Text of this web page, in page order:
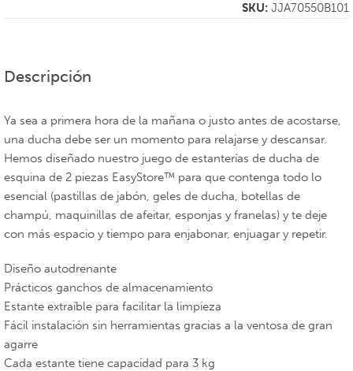
SKU: JJA70550B101
Descripción
Ya sea a primera hora de la mañana o justo antes de acostarse,
una ducha debe ser un momento para relajarse y descansar.
Hemos diseñado nuestro juego de estanterías de ducha de
esquina de 2 piezas EasyStore™ para que contenga todo lo
esencial (pastillas de jabón, geles de ducha, botellas de
champú, maquinillas de afeitar, esponjas y franelas) y te deje
con más espacio y tiempo para enjabonar, enjuagar y repetir.
Diseño autodrenante
Prácticos ganchos de almacenamiento
Estante extraíble para facilitar la limpieza
Fácil instalación sin herramientas gracias a la ventosa de gran
agarre
Cada estante tiene capacidad para 3 kg